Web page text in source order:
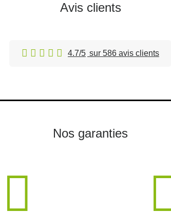
Avis clients
4.7/5 sur 586 avis clients
Nos garanties